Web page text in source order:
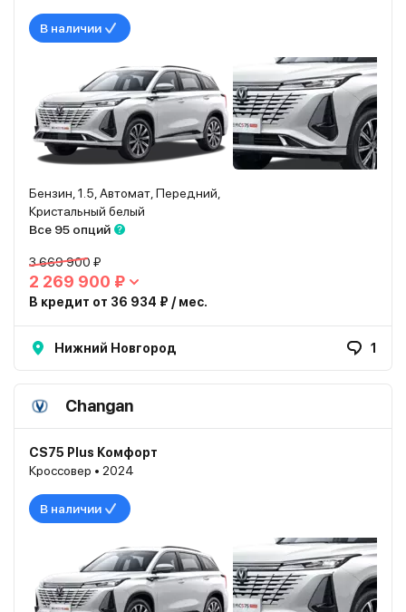
В наличии
Бензин, 1.5, Автомат, Передний,
Кристальный белый
Все 95 опций
3 669 900 ₽
2 269 900 ₽
В кредит от 36 934 ₽ / мес.
Нижний Новгород 1
Changan
CS75 Plus Комфорт
Кроссовер • 2024
В наличии